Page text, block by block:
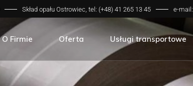
Skład opału Ostrowiec, tel: (+48) 41 265 13 45 e-mail:
O Firmie
Zakres działalności
Oferta
Sprzedaż hurtowa
Usługi transportowe
Zakres działalności
Galeria zdjęć
Sprzedaż hurtowa
Sprzedaż detaliczna